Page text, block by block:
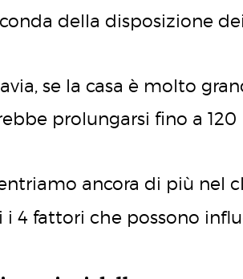
della disposizione
se la casa è molto
prolungarsi fino a
ancora di più nel
4 fattori che possono